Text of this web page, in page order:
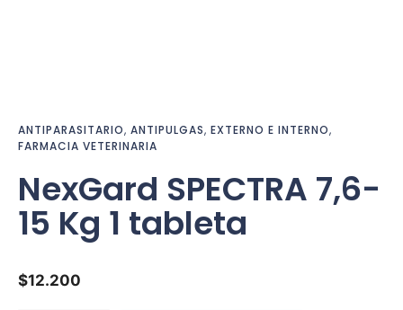
ANTIPARASITARIO, ANTIPULGAS, EXTERNO E INTERNO,
FARMACIA VETERINARIA
NexGard SPECTRA 7,6-
15 Kg 1 tableta
$12.200